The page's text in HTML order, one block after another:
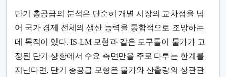
단기 총공급의 분석은 단순히 개별 시장의 교차점을 넘
어 국가 경제 전체의 생산 능력을 통합적으로 조망하는
데 목적이 있다. IS-LM 모형과 같은 도구들이 물가가 고
정된 단기 상황에서 수요 측면만을 주로 다루는 한계를
지닌다면, 단기 총공급 모형은 물가와 산출량의 상관관